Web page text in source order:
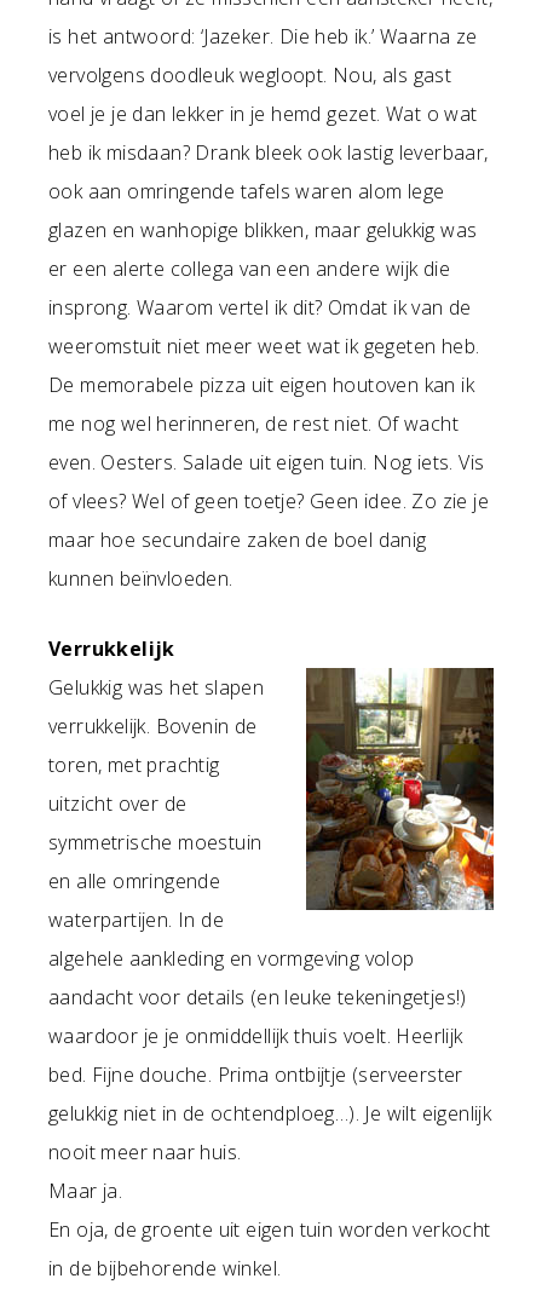
is het antwoord: ‘Jazeker. Die heb ik.’ Waarna ze
vervolgens doodleuk wegloopt. Nou, als gast
voel je je dan lekker in je hemd gezet. Wat o wat
heb ik misdaan? Drank bleek ook lastig leverbaar,
ook aan omringende tafels waren alom lege
glazen en wanhopige blikken, maar gelukkig was
er een alerte collega van een andere wijk die
insprong. Waarom vertel ik dit? Omdat ik van de
weeromstuit niet meer weet wat ik gegeten heb.
De memorabele pizza uit eigen houtoven kan ik
me nog wel herinneren, de rest niet. Of wacht
even. Oesters. Salade uit eigen tuin. Nog iets. Vis
of vlees? Wel of geen toetje? Geen idee. Zo zie je
maar hoe secundaire zaken de boel danig
kunnen beïnvloeden.
Verrukkelijk
Gelukkig was het slapen
verrukkelijk. Bovenin de
toren, met prachtig
uitzicht over de
symmetrische moestuin
en alle omringende
waterpartijen. In de
algehele aankleding en vormgeving volop
aandacht voor details (en leuke tekeningetjes!)
waardoor je je onmiddellijk thuis voelt. Heerlijk
bed. Fijne douche. Prima ontbijtje (serveerster
gelukkig niet in de ochtendploeg…). Je wilt eigenlijk
nooit meer naar huis.
Maar ja.
En oja, de groente uit eigen tuin worden verkocht
in de bijbehorende winkel.